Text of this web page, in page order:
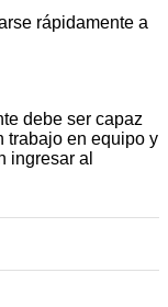
rápidamente a
debe ser capaz
trabajo en equipo y
ingresar al